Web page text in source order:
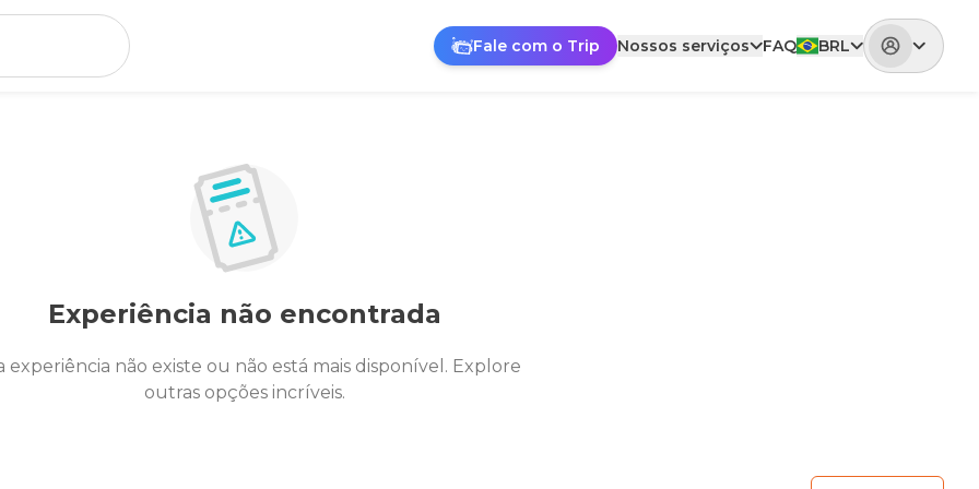
Fale com o Trip Nossos serviços FAQ BRL
Experiência não encontrada
experiência não existe ou não está mais disponível. Explore
outras opções incríveis.